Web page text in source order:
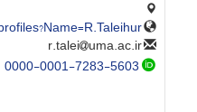
uma.ac.ir
0000-0001-7283-5603